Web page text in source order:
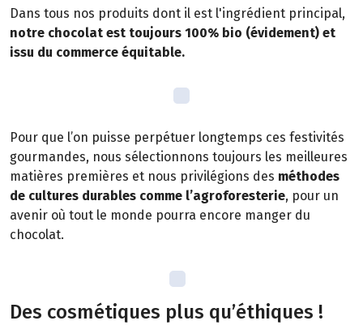
Dans tous nos produits dont il est l'ingrédient principal,
notre chocolat est toujours 100% bio (évidement) et
issu du commerce équitable.
Pour que l’on puisse perpétuer longtemps ces festivités
gourmandes, nous sélectionnons toujours les meilleures
matières premières et nous privilégions des méthodes
de cultures durables comme l’agroforesterie, pour un
avenir où tout le monde pourra encore manger du
chocolat.
Des cosmétiques plus qu’éthiques !